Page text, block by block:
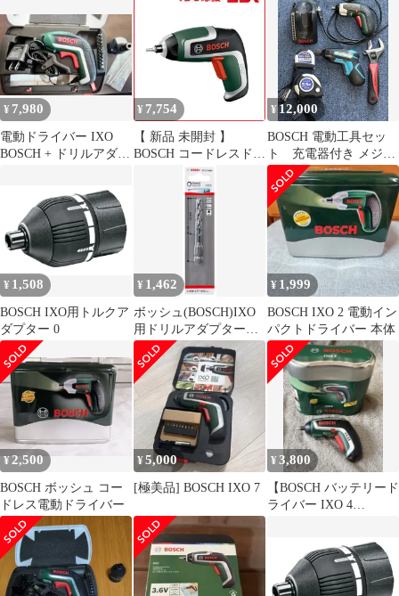
用ドリルアダプター専
用ドリルビット5mmφ
2608577056 奥行0.5×高
さ9.1×幅0.635cm
¥ 7,980
電動ドライバー IXO
BOSCH + ドリルアダプ
¥ 7,754
【 新品 未開封 】
BOSCH コードレスドラ
イバー IXO(アイ・エッ
クス・オー) IXO7 未使
用 送料無料
¥12,000
BOSCH 電動工具セッ
ト 充電器付き メジャ
ー モンキーレンチ お
得セット あ
¥ 1,508
BOSCH IXO用トルクア
ダプター 0
¥ 1,462
ボッシュ(BOSCH)IXO
用ドリルアダプター専
用ドリルビット
5mmφ2608577056奥行
0.5x高さ9.1x幅0.635cm
¥ 1,999
BOSCH IXO 2 電動イン
パクトドライバー 本体
¥2,500
BOSCH ボッシュ コー
ドレス電動ドライバー
¥5,000
[極美品] BOSCH IXO 7
¥3,800
【BOSCH バッテリード
ライバー IXO 4